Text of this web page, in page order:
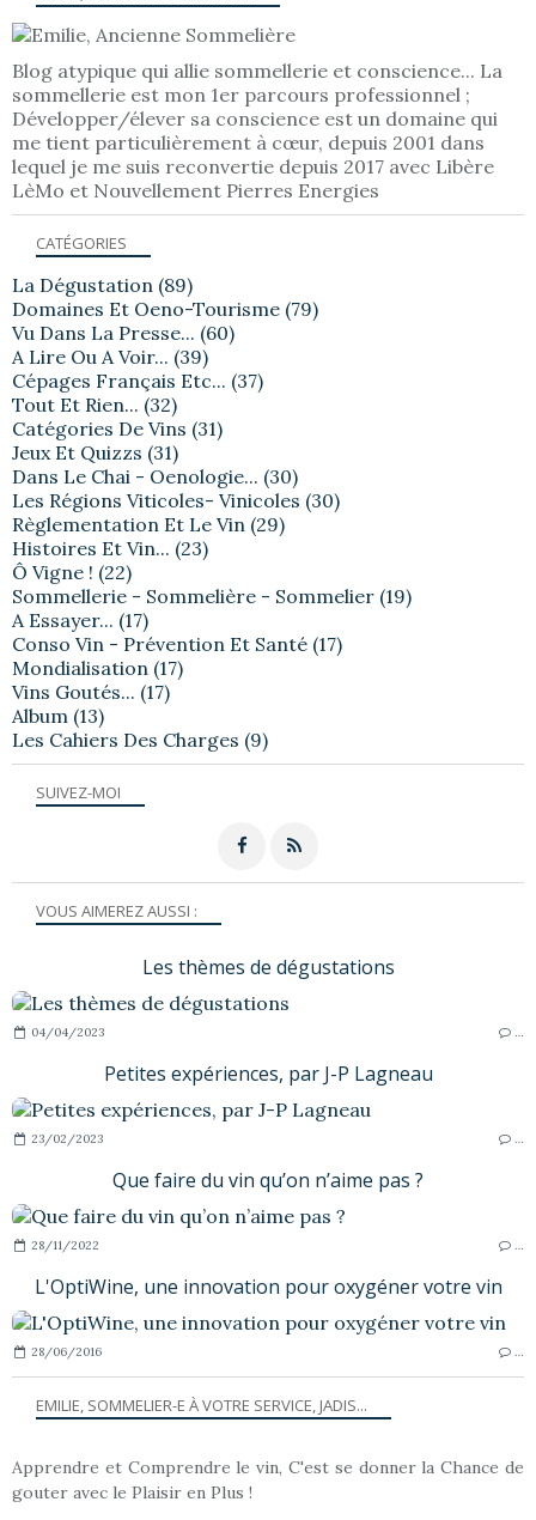
SUIVEZ-MOI
Blog atypique qui allie sommellerie et conscience... La
sommellerie est mon 1er parcours professionnel ;
Développer/élever sa conscience est un domaine qui
me tient particulièrement à cœur, depuis 2001 dans
lequel je me suis reconvertie depuis 2017 avec Libère
LèMo et Nouvellement Pierres Energies
VOUS AIMEREZ AUSSI :
Les thèmes de dégustations
04/04/2023
Petites expériences, par J-P Lagneau
23/02/2023
Que faire du vin qu’on n’aime pas ?
28/11/2022
L'OptiWine, une innovation pour oxygéner votre vin
28/06/2016
CATÉGORIES
La Dégustation (89)
Domaines Et Oeno-Tourisme (79)
Vu Dans La Presse... (60)
A Lire Ou A Voir... (39)
Cépages Français Etc... (37)
Tout Et Rien... (32)
Catégories De Vins (31)
Jeux Et Quizzs (31)
Dans Le Chai - Oenologie... (30)
Les Régions Viticoles- Vinicoles (30)
Règlementation Et Le Vin (29)
Histoires Et Vin... (23)
Ô Vigne ! (22)
Sommellerie - Sommelière - Sommelier (19)
A Essayer... (17)
Conso Vin - Prévention Et Santé (17)
Mondialisation (17)
Vins Goutés... (17)
Album (13)
Les Cahiers Des Charges (9)
EMILIE, SOMMELIER-E À VOTRE SERVICE, JADIS...
Apprendre et Comprendre le vin, C'est se donner la Chance de
gouter avec le Plaisir en Plus !